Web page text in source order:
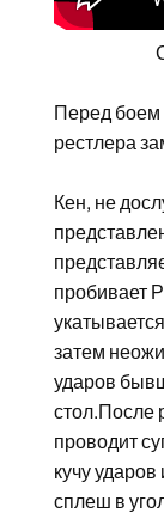
Перед боем
рестлера
Кен, не
пробивает
затем
ударов
стол.После
проводит
кучу
сплеш в